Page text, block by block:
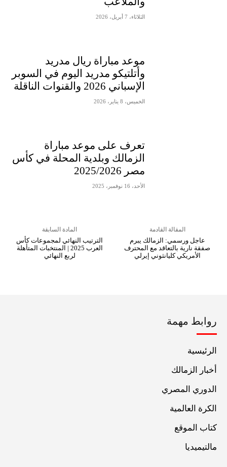
الثلاثاء، 7 أبريل، 2026
موعد مباراة ريال مدريد
وأتلتيكو مدريد اليوم في السوبر
الإسباني 2026 والقنوات الناقلة
الخميس، 8 يناير، 2026
تعرف على موعد مباراة
الزمالك وبلدية المحلة في كأس
مصر 2025/2026
الأحد، 16 نوفمبر، 2025
المادة السابقة
الترتيب النهائي لمجموعات كأس
العرب 2025 | المنتخبات المتأهلة
لربع النهائي
المقالة القادمة
عاجل ورسمي: الزمالك يبرم
صفقة نارية بالتعاقد مع المحترف
الأمريكي كليانثوني إيرلي
روابط مهمة
الرئيسية
أخبار الزمالك
الدوري المصري
الكرة العالمية
كتاب الموقع
مالتيميديا